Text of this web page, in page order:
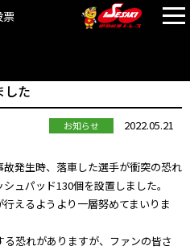
票
した
お知らせ 2022.05.21
発生時、落車した選手が衝突の恐れ
ュパッド130個を設置しました。
えるようより一層努めてまいりま
恐れがありますが、ファンの皆さ